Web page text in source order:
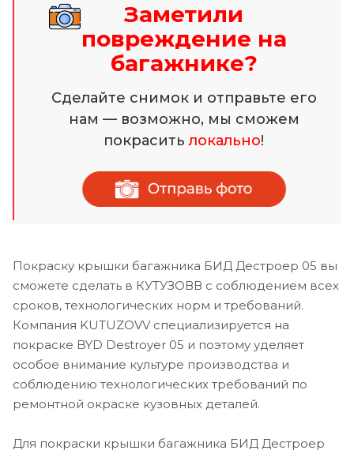
Заметили
повреждение на
багажнике?
Сделайте снимок и отправьте его
нам — возможно, мы сможем
покраситьлокально!
Покраску крышки багажника БИД Дестроер 05 вы
сможете сделать в КУТУЗОВВ с соблюдением всех
сроков, технологических норм и требований.
Компания KUTUZOVV специализируется на
покраске BYD Destroyer 05 и поэтому уделяет
особое внимание культуре производства и
соблюдению технологических требований по
ремонтной окраске кузовных деталей.
Для покраски крышки багажника БИД Дестроер